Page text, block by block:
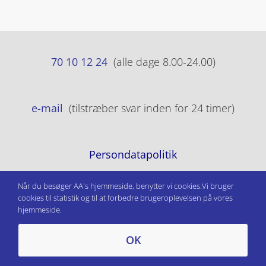
70 10 12 24 (alle dage 8.00-24.00)
e-mail (tilstræber svar inden for 24 timer)
Persondatapolitik
Når du besøger AA's hjemmeside, benytter vi cookies.Vi bruger
cookies til statistik og til at forbedre brugeroplevelsen på vores
hjemmeside.
OK